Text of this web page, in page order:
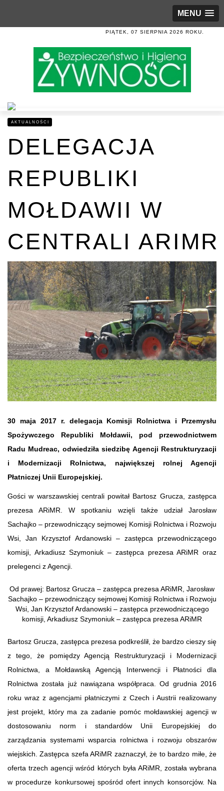
MENU
PIĄTEK, 07 SIERPNIA 2026 ROKU.
AKTUALNOŚCI
DELEGACJA
REPUBLIKI
MOŁDAWII W
CENTRALI ARIMR
30 maja 2017 r. delegacja Komisji Rolnictwa i Przemysłu
Spożywczego Republiki Mołdawii, pod przewodnictwem
Radu Mudreac, odwiedziła siedzibę Agencji Restrukturyzacji
i Modernizacji Rolnictwa, największej rolnej Agencji
Płatniczej Unii Europejskiej.
Gości w warszawskiej centrali powitał Bartosz Grucza, zastępca
prezesa ARiMR. W spotkaniu wzięli także udział Jarosław
Sachajko – przewodniczący sejmowej Komisji Rolnictwa i Rozwoju
Wsi, Jan Krzysztof Ardanowski – zastępca przewodniczącego
komisji, Arkadiusz Szymoniuk – zastępca prezesa ARiMR oraz
prelegenci z Agencji.
Od prawej: Bartosz Grucza – zastępca prezesa ARiMR, Jarosław
Sachajko – przewodniczący sejmowej Komisji Rolnictwa i Rozwoju
Wsi, Jan Krzysztof Ardanowski – zastępca przewodniczącego
komisji, Arkadiusz Szymoniuk – zastępca prezesa ARiMR
Bartosz Grucza, zastępca prezesa podkreślił, że bardzo cieszy się
z tego, że pomiędzy Agencją Restrukturyzacji i Modernizacji
Rolnictwa, a Mołdawską Agencją Interwencji i Płatności dla
Rolnictwa została już nawiązana współpraca. Od grudnia 2016
roku wraz z agencjami płatniczymi z Czech i Austrii realizowany
jest projekt, który ma za zadanie pomóc mołdawskiej agencji w
dostosowaniu norm i standardów Unii Europejskiej do
zarządzania systemami wsparcia rolnictwa i rozwoju obszarów
wiejskich. Zastępca szefa ARiMR zaznaczył, że to bardzo miłe, że
oferta trzech agencji wśród których była ARiMR, została wybrana
w procedurze konkursowej spośród ofert innych konsorcjów. Na